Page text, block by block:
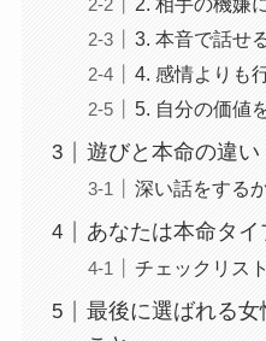
3. 本音で話せ
4. 感情よりも
5. 自分の価値
遊びと本命の違い
深い話をする
あなたは本命タ
チェックリス
最後に選ばれる